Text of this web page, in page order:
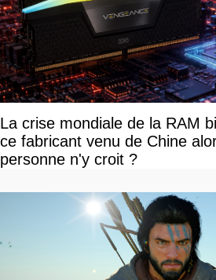
La crise mondiale de la RAM
ce fabricant venu de Chine
personne n'y croit ?